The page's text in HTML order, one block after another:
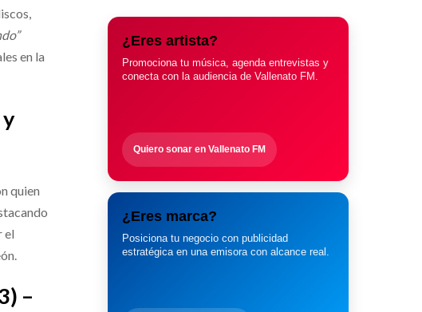
en la
quien
el
–
¿Eres artista?
Promociona tu música, agenda entrevistas y
conecta con la audiencia de Vallenato FM.
Quiero sonar en Vallenato FM
¿Eres marca?
Posiciona tu negocio con publicidad
estratégica en una emisora con alcance real.